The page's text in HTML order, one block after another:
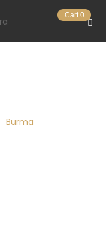
Cart 0
Burma